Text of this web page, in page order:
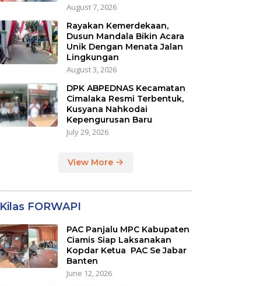
August 7, 2026
Rayakan Kemerdekaan,
Dusun Mandala Bikin Acara
Unik Dengan Menata Jalan
Lingkungan
August 3, 2026
DPK ABPEDNAS Kecamatan
Cimalaka Resmi Terbentuk,
Kusyana Nahkodai
Kepengurusan Baru
July 29, 2026
View More
Kilas FORWAPI
PAC Panjalu MPC Kabupaten
Ciamis Siap Laksanakan
Kopdar Ketua PAC Se Jabar
Banten
June 12, 2026